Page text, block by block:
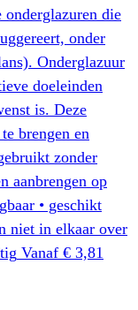
onderglazuren die
onder
Onderglazuur
doeleinden
is. Deze
brengen en
zonder
aanbrengen op
• geschikt
niet in elkaar over
Vanaf € 3,81